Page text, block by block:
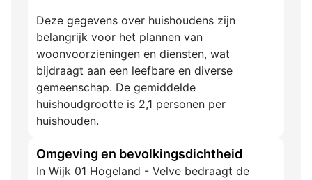
Deze gegevens over huishoudens zijn
belangrijk voor het plannen van
woonvoorzieningen en diensten, wat
bijdraagt aan een leefbare en diverse
gemeenschap. De gemiddelde
huishoudgrootte is 2,1 personen per
huishouden.
Omgeving en bevolkingsdichtheid
In Wijk 01 Hogeland - Velve bedraagt de